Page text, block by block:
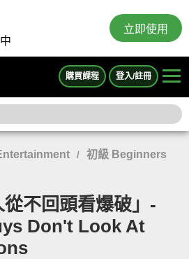
立即使用
購買課程 登入/註冊
/ 初級 Beginners
從不回頭看爆破」-
Don't Look At